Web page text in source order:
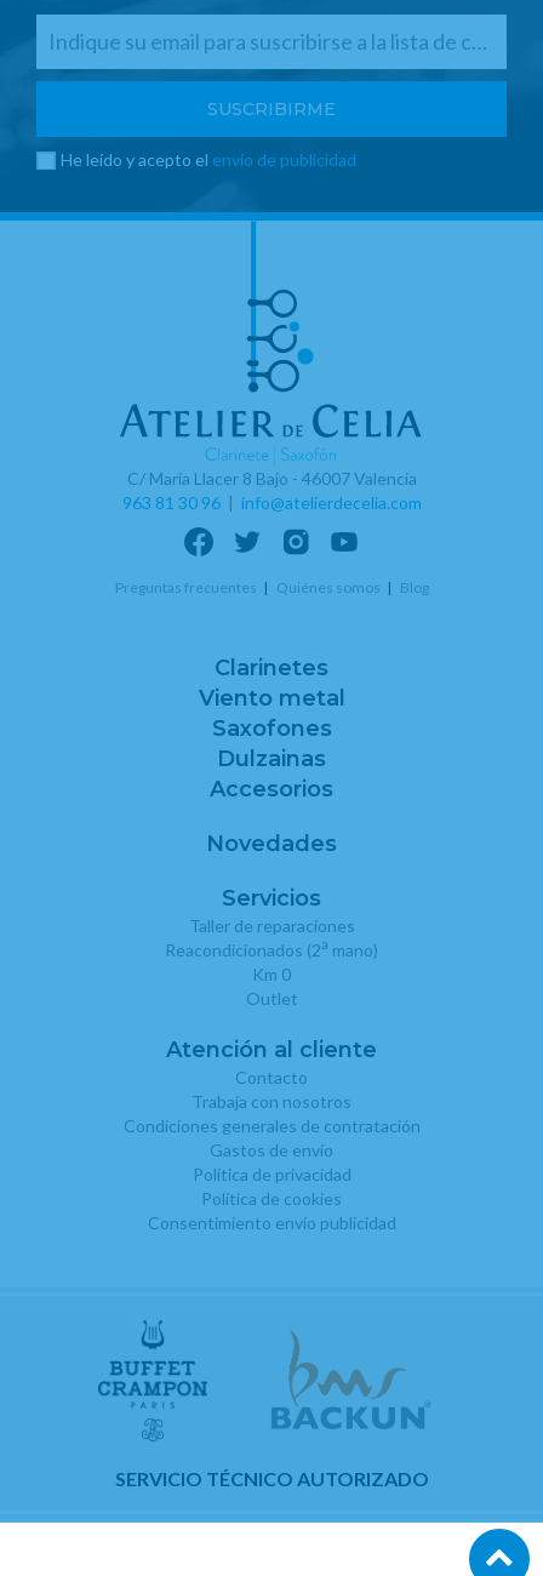
He leído y acepto el envío de publicidad
C/ Maria Llacer 8 Bajo - 46007 Valencia
963 81 30 96| info@atelierdecelia.com
Preguntas frecuentes Quiénes somos Blog
Clarinetes
Viento metal
Saxofones
Dulzainas
Accesorios
Novedades
Servicios
Taller de reparaciones
Reacondicionados (2a mano)
Km 0
Outlet
Atención al cliente
Contacto
Trabaja con nosotros
Condiciones generales de contratación
Gastos de envío
Política de privacidad
Política de cookies
Consentimiento envío publicidad
SERVICIO TÉCNICO AUTORIZADO